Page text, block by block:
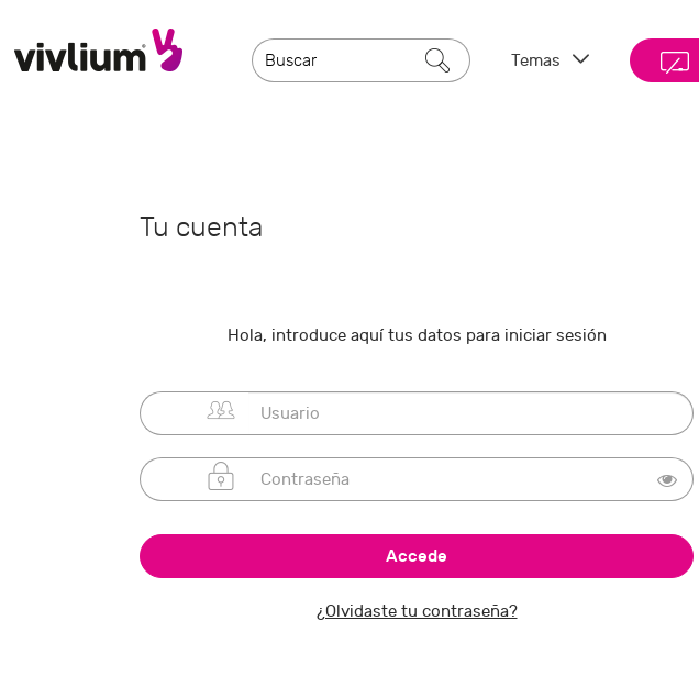
Temas
Tu cuenta
Hola, introduce aquí tus datos para iniciar sesión
¿Olvidaste tu contraseña?